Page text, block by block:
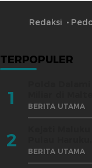
Redaksi
TERPOPULER
1 BERITA UTAMA
2 BERITA UTAMA